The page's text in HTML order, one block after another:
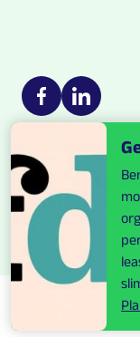
Multilease on social
https://nl-https://
Blijf up to
Ontvang
Disclaimer